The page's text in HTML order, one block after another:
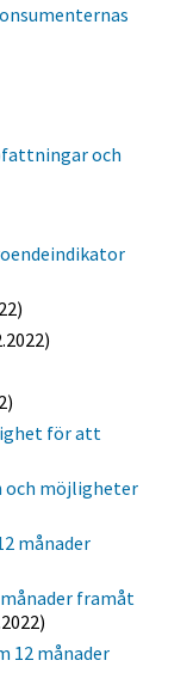
och
för att
och möjligheter
månader
framåt
12 månader